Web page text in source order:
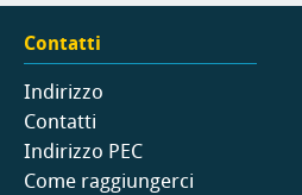
Contatti
Indirizzo
Contatti
Indirizzo PEC
Come raggiungerci